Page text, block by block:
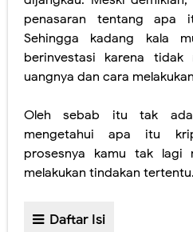
penasaran tentang apa
Sehingga kadang kala
berinvestasi karena tidak
uangnya dan cara
Oleh sebab itu tak
mengetahui apa itu
prosesnya kamu tak lagi
melakukan tindakan tertentu.
Daftar Isi